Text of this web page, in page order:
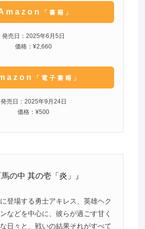
「書籍」
発売日：2025年6月5日
価格：¥2,660
「電子書籍」
発売日：2025年9月24日
価格：¥500
馬の中 其の壱「炎」』
登場する勇士アキレス、英雄ヘク
などを中心に、彼らが過ごす甘く
日々と、戦いの結果それがすべて